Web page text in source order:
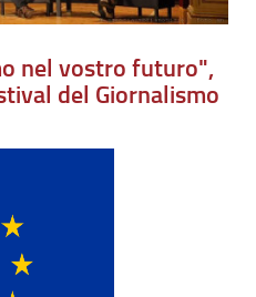
nel vostro futuro",
del Giornalismo